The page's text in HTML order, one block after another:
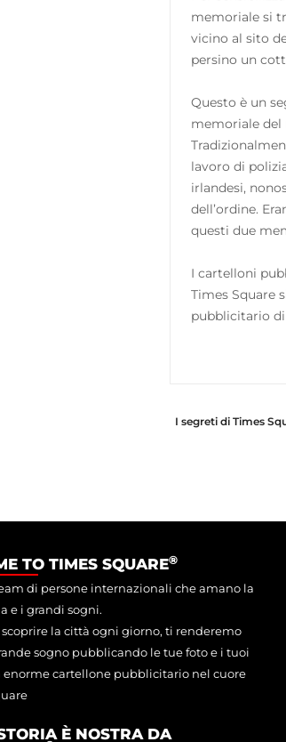
memoriale si
vicino al sito
persino un
Questo è un
memoriale del
lavoro di
irlandesi,
dell’ordine.
questi due
I cartelloni
Times Square
pubblicitario
I segreti di Times
TO TIMES SQUARE®
di persone internazionali che amano la
e i grandi sogni.
la città ogni giorno, ti renderemo
sogno pubblicando le tue foto e i tuoi
enorme cartellone pubblicitario nel cuore
È NOSTRA DA